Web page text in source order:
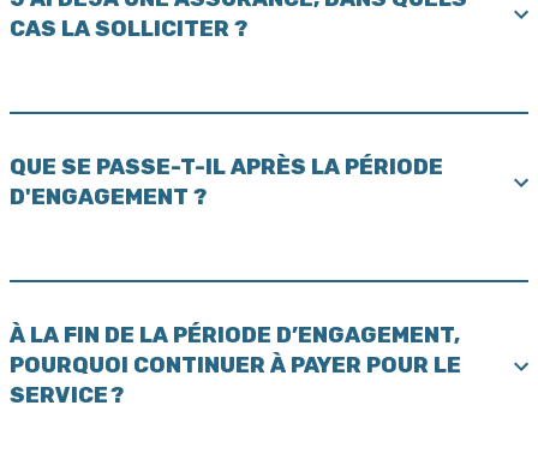
CAS LA SOLLICITER ?
QUE SE PASSE-T-IL APRÈS LA PÉRIODE
D'ENGAGEMENT ?
À LA FIN DE LA PÉRIODE D’ENGAGEMENT,
POURQUOI CONTINUER À PAYER POUR LE
SERVICE ?